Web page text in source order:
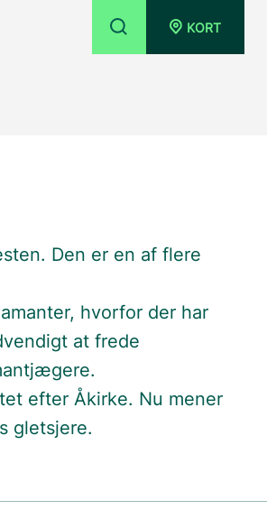
KORT
Den er en af flere
hvorfor der har
at frede
efter Åkirke. Nu mener
gletsjere.